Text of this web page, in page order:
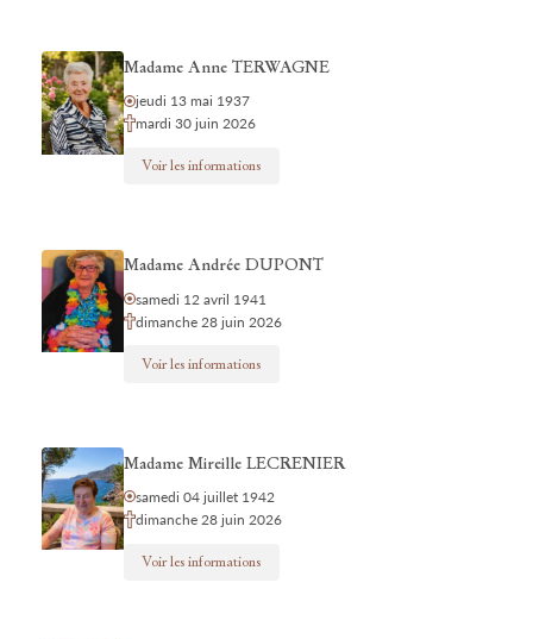
Madame Anne TERWAGNE
jeudi 13 mai 1937
mardi 30 juin 2026
Voir les informations
Madame Andrée DUPONT
samedi 12 avril 1941
dimanche 28 juin 2026
Voir les informations
Madame Mireille LECRENIER
samedi 04 juillet 1942
dimanche 28 juin 2026
Voir les informations